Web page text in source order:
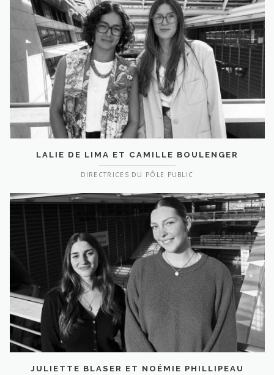
LALIE DE LIMA ET CAMILLE BOULENGER
DIRECTRICES DU PÔLE PUBLIC
JULIETTE BLASER ET NOÉMIE PHILLIPEAU